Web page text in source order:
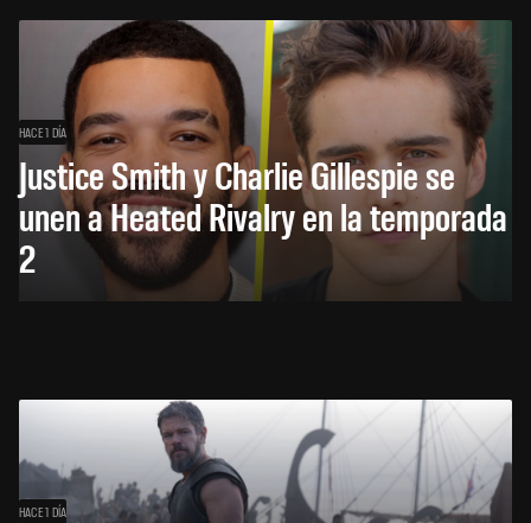
HACE 1 DÍA
Justice Smith y Charlie Gillespie se
unen a Heated Rivalry en la temporada
2
HACE 1 DÍA